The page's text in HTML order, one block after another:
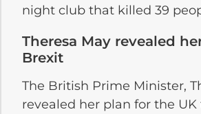
night club that killed 39
Theresa May revealed
Brexit
The British Prime Minister,
revealed her plan for the